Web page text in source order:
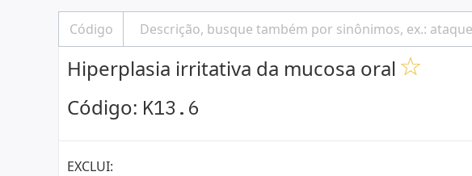
Hiperplasia irritativa da mucosa oral
Código: K13.6
EXCLUI: